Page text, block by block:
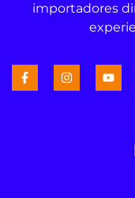
importadores